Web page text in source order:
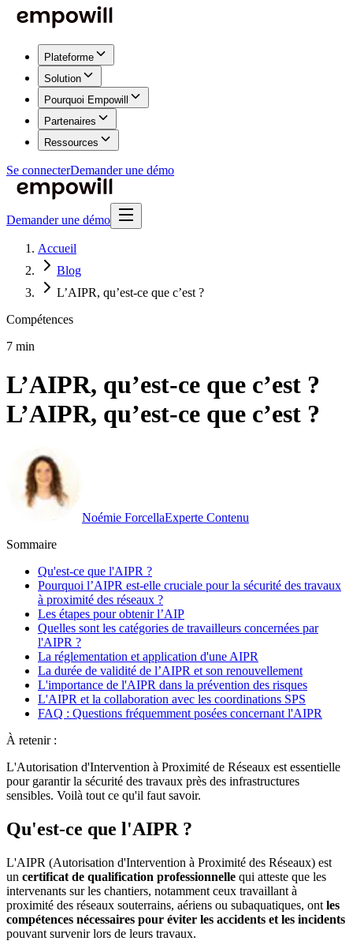
Plateforme
Solution
Pourquoi Empowill
Partenaires
Ressources
Se connecterDemander une démo
Demander une démo
Accueil
Blog
L’AIPR, qu’est-ce que c’est ?
Compétences
7 min
L’AIPR, qu’est-ce que c’est ?
L’AIPR, qu’est-ce que c’est ?
Noémie ForcellaExperte Contenu
Sommaire
Qu'est-ce que l'AIPR ?
Pourquoi l’AIPR est-elle cruciale pour la sécurité des travaux
à proximité des réseaux ?
Les étapes pour obtenir l’AIP
Quelles sont les catégories de travailleurs concernées par
l'AIPR ?
La réglementation et application d'une AIPR
La durée de validité de l’AIPR et son renouvellement
L'importance de l'AIPR dans la prévention des risques
L'AIPR et la collaboration avec les coordinations SPS
FAQ : Questions fréquemment posées concernant l'AIPR
À retenir :
L'Autorisation d'Intervention à Proximité de Réseaux est essentielle
pour garantir la sécurité des travaux près des infrastructures
sensibles. Voilà tout ce qu'il faut savoir.
Qu'est-ce que l'AIPR ?
L'AIPR (Autorisation d'Intervention à Proximité des Réseaux) est
un certificat de qualification professionnelle qui atteste que les
intervenants sur les chantiers, notamment ceux travaillant à
proximité des réseaux souterrains, aériens ou subaquatiques, ont les
compétences nécessaires pour éviter les accidents et les incidents
pouvant survenir lors de leurs travaux.